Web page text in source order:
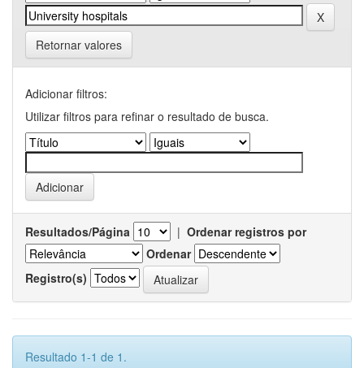
Retornar valores
Adicionar filtros:
Utilizar filtros para refinar o resultado de busca.
Resultados/Página | Ordenar registros por
Ordenar
Registro(s)
Resultado 1-1 de 1.